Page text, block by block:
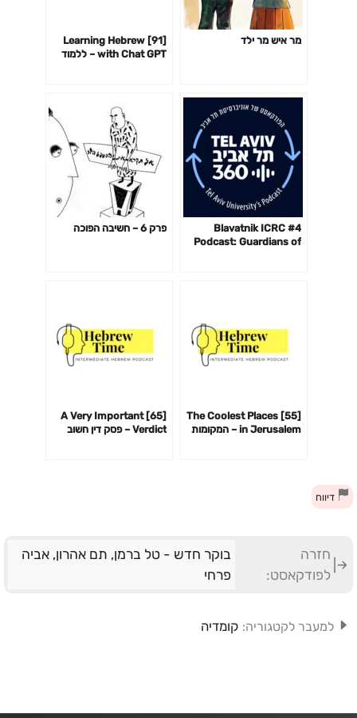
מר איש מר ילד
[91] Learning Hebrew
with Chat GPT – ללמוד
#4 Blavatnik ICRC
Podcast: Guardians of
פרק 6 – חשיבה הפוכה
[55] The Coolest Places
in Jerusalem – המקומות
[65] A Very Important
Verdict – פסק דין חשוב
דיווח
חזרה
לפודקאסט:
בוקר חדש - טל ברמן, תם אהרון, אביה
פרחי
למעבר לקטגוריה: קומדיה